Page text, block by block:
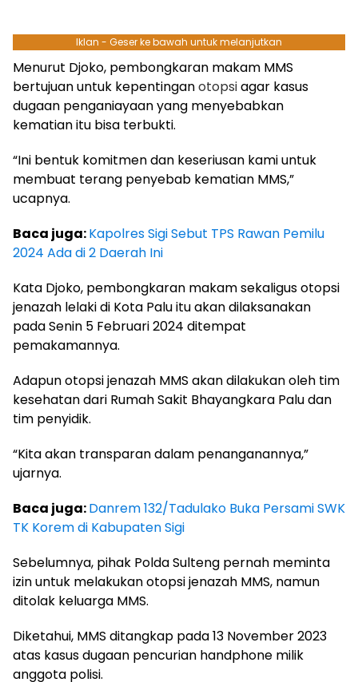
Iklan - Geser ke bawah untuk melanjutkan
Menurut Djoko, pembongkaran makam MMS
bertujuan untuk kepentinganotopsiagar kasus
dugaan penganiayaan yang menyebabkan
kematian itu bisa terbukti.
“Ini bentuk komitmen dan keseriusan kami untuk
membuat terang penyebab kematian MMS,”
ucapnya.
Baca juga:Kapolres Sigi Sebut TPS Rawan Pemilu
2024 Ada di 2 Daerah Ini
Kata Djoko, pembongkaran makam sekaligus otopsi
jenazah lelaki di Kota Palu itu akan dilaksanakan
pada Senin 5 Februari 2024 ditempat
pemakamannya.
Adapun otopsi jenazah MMS akan dilakukan oleh tim
kesehatan dari Rumah Sakit Bhayangkara Palu dan
tim penyidik.
“Kita akan transparan dalam penanganannya,”
ujarnya.
Baca juga:Danrem 132/Tadulako Buka Persami SWK
TK Korem di Kabupaten Sigi
Sebelumnya, pihak Polda Sulteng pernah meminta
izin untuk melakukan otopsi jenazah MMS, namun
ditolak keluarga MMS.
Diketahui, MMS ditangkap pada 13 November 2023
atas kasus dugaan pencurian handphone milik
anggota polisi.